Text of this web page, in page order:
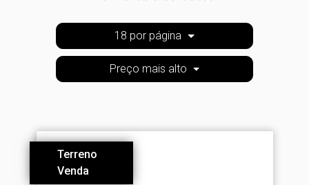
18 por página
Preço mais alto
Terreno
Venda